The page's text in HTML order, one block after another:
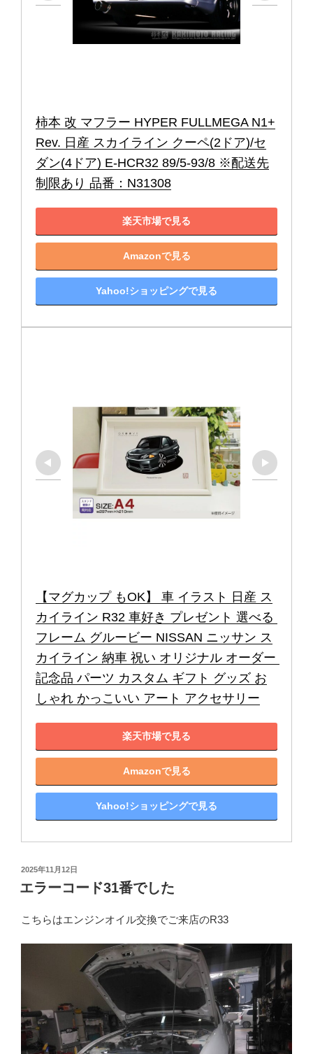
柿本 改 マフラー HYPER FULLMEGA N1+
Rev. 日産 スカイライン クーペ(2ドア)/セ
ダン(4ドア) E-HCR32 89/5-93/8 ※配送先
制限あり 品番：N31308
楽天市場で見る
Amazonで見る
Yahoo!ショッピングで見る
【マグカップ もOK】 車 イラスト 日産 ス
カイライン R32 車好き プレゼント 選べる
フレーム グルービー NISSAN ニッサン ス
カイライン 納車 祝い オリジナル オーダー
記念品 パーツ カスタム ギフト グッズ お
しゃれ かっこいい アート アクセサリー
楽天市場で見る
Amazonで見る
Yahoo!ショッピングで見る
投
日:
2025年11月12日
エラーコード31番でした
こちらはエンジンオイル交換でご来店のR33